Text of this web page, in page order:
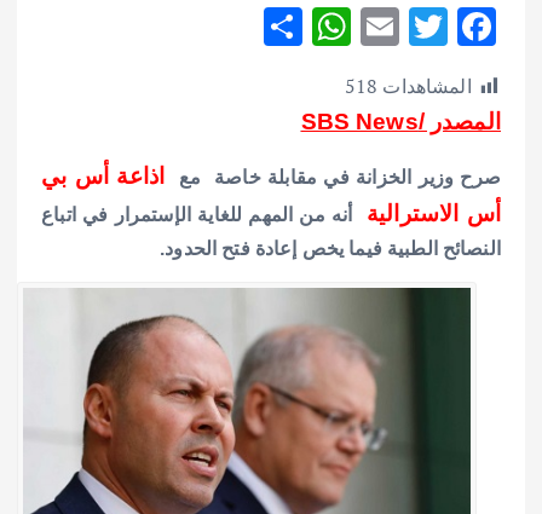
F
ac
e
b
o
o
k
T
w
it
te
r
E
m
ai
l
W
at
s
A
p
p
المشاهدات 518
المصدر /SBS News
صرح وزير الخزانة في مقابلة خاصة مع
اذاعة أس بي
أس الاسترالية
أنه من المهم للغاية الإستمرار في اتباع
النصائح الطبية فيما يخص إعادة فتح الحدود.